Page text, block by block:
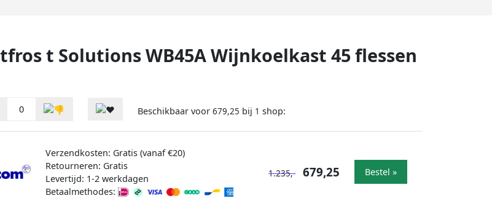
t Solutions WB45A Wijnkoelkast 45 flessen
0 Beschikbaar voor 679,25 bij 1 shop:
Verzendkosten: Gratis (vanaf €20)
Retourneren: Gratis
Levertijd: 1-2 werkdagen
Betaalmethodes:
1.235,- 679,25 Bestel »